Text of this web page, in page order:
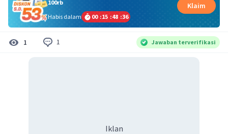
100rb
Habis dalam
00 :15 :48 :36
Klaim
1 1 Jawaban terverifikasi
Iklan